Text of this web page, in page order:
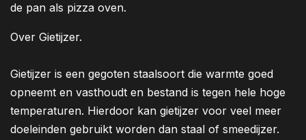
de pan als pizza oven.
Over Gietijzer.
Gietijzer is een gegoten staalsoort die warmte goed
opneemt en vasthoudt en bestand is tegen hele hoge
temperaturen. Hierdoor kan gietijzer voor veel meer
doeleinden gebruikt worden dan staal of smeedijzer.